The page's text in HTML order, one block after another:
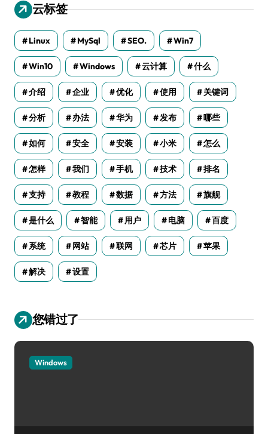
云标签
Linux MySql SEO. Win7
Win10 Windows 云计算 什么
介绍 企业 优化 使用 关键词
分析 办法 华为 发布 哪些
如何 安全 安装 小米 怎么
怎样 我们 手机 技术 排名
支持 教程 数据 方法 旗舰
是什么 智能 用户 电脑 百度
系统 网站 联网 芯片 苹果
解决 设置
您错过了
Windows